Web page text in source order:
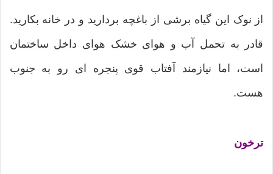
از نوک این گیاه برشی از باغچه بردارید و در خانه بکارید.
قادر به تحمل آب و هوای خشک هوای داخل ساختمان
است، اما نیازمند آفتاب قوی پنجره ای رو به جنوب
هست.
ترخون